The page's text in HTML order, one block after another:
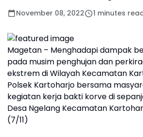
November 08, 2022 1 minutes
Magetan – Menghadapi dampak
pada musim penghujan dan
ekstrem di Wilayah Kecamatan
Polsek Kartoharjo bersama
kegiatan kerja bakti korve di
Desa Ngelang Kecamatan
(7/11)